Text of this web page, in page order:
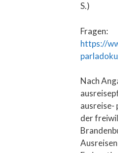
S.)
Fragen:
https://
Nach
ausreise-
der